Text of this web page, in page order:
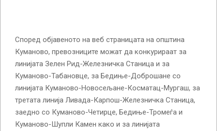
Според објавеното на веб страницата на општина
Куманово, превозниците можат да конкурираат за
линијата Зелен Рид-Железничка Станица и за
Куманово-Табановце, за Бедиње-Доброшане со
линијата Куманово-Новосељане-Косматац-Мургаш, за
третата линија Ливада-Карпош-Железничка Станица,
заедно со Куманово-Четирце, Бедиње-Тромеѓа и
Куманово-Шупли Камен како и за линијата